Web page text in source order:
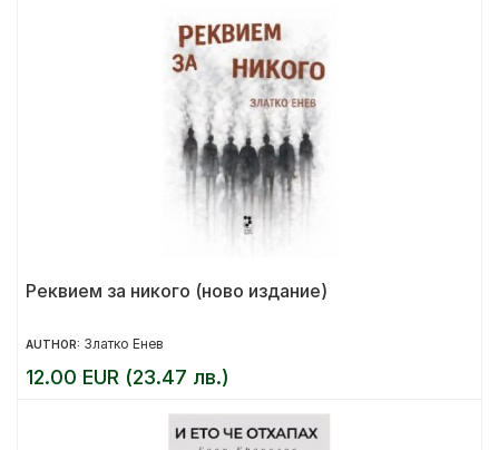
Реквием за никого (ново издание)
AUTHOR: Златко Енев
12.00 EUR (23.47 лв.)